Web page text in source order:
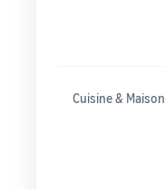
Cuisine & Maison